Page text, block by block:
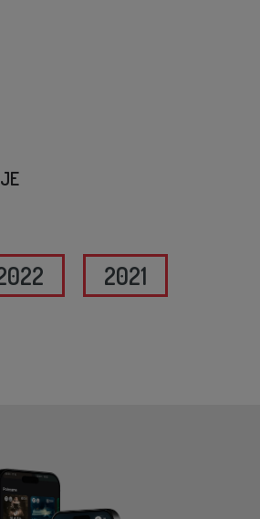
2021